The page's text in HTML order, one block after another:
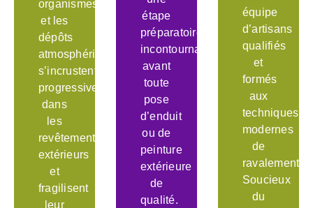
organismes
et les
dépôts
atmosphériques
s’incrustent
progressivement
dans
les
revêtements
extérieurs
et
fragilisent
leur
étape
préparatoire
incontournable
avant
toute
pose
d’enduit
ou de
peinture
extérieure
de
qualité.
équipe
d’artisans
qualifiés
et
formés
aux
techniques
modernes
de
ravalement.
Soucieux
du